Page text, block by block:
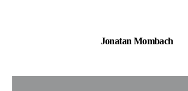
Jonatan Mombach